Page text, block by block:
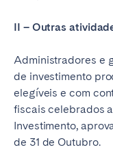
II – Outras
Administradores e
de investimento
elegíveis e com
fiscais celebrados
Investimento,
de 31 de Outubro.